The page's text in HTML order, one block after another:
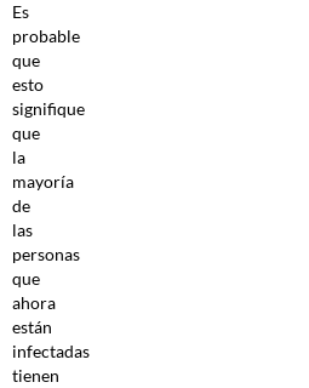
Es
probable
que
esto
signifique
que
la
mayoría
de
las
personas
que
ahora
están
infectadas
tienen